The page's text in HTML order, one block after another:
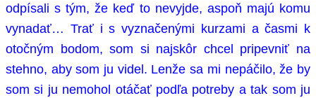
odpísali s tým, že keď to nevyjde, aspoň majú komu
vynadať… Trať i s vyznačenými kurzami a časmi k
otočným bodom, som si najskôr chcel pripevniť na
stehno, aby som ju videl. Lenže sa mi nepáčilo, že by
som si ju nemohol otáčať podľa potreby a tak som ju